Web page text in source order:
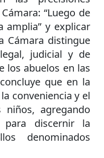
“Luego de
amplia” y explicar
Cámara distingue
judicial y de
los abuelos en las
que en la
conveniencia y el
agregando
para discernir la
denominados